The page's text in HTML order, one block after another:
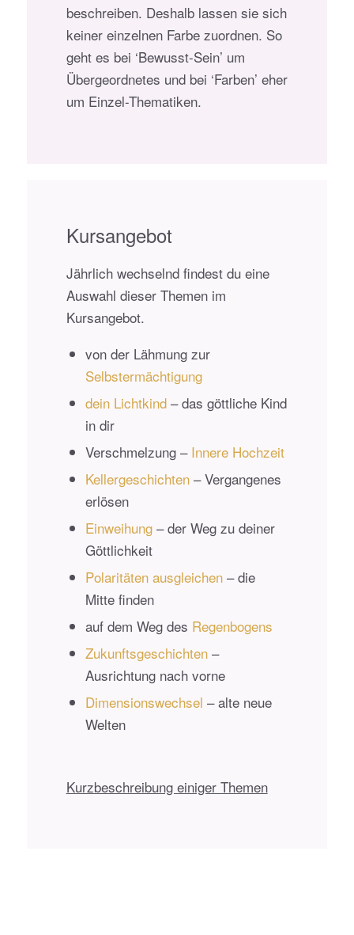
beschreiben. Deshalb lassen sie sich
keiner einzelnen Farbe zuordnen. So
geht es bei ‘Bewusst-Sein’ um
Übergeordnetes und bei ‘Farben’ eher
um Einzel-Thematiken.
Kursangebot
Jährlich wechselnd findest du eine
Auswahl dieser Themen im
Kursangebot.
von der Lähmung zur
Selbstermächtigung
dein Lichtkind– das göttliche Kind
in dir
Verschmelzung – Innere Hochzeit
Kellergeschichten– Vergangenes
erlösen
Einweihung – der Weg zu deiner
Göttlichkeit
Polaritäten ausgleichen – die
Mitte finden
auf dem Weg des Regenbogens
Zukunftsgeschichten–
Ausrichtung nach vorne
Dimensionswechsel – alte neue
Welten
Kurzbeschreibung einiger Themen